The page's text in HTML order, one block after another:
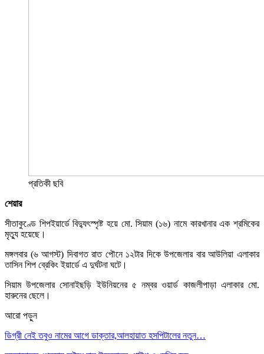
প্রতিকী ছবি
শেয়ার
সীতাকুণ্ডে শিপইয়ার্ডে বিদ্যুৎস্পৃষ্ট হয়ে মো. সিয়াম (১৬) নামে কারখানার এক শ্রমিকের
মৃত্যু হয়েছে।
মঙ্গলবার (৬ আগস্ট) দিবাগত রাত পৌনে ১২টার দিকে উপজেলার বার আউলিয়া এলাকার
তাসিন শিপ ব্রেকিং ইয়ার্ডে এ দুর্ঘটনা ঘটে।
সিয়াম উপজেলার সোনাইছড়ি ইউনিয়নের ৫ নম্বর ওয়ার্ড কাজলীপাড়া এলাকার মো.
হারুনের ছেলে।
আরো পড়ুন
ডিগ্রী নেই তবুও নামের আগে ডাক্তার,আলহায়াত হসপিটালের নতুন…